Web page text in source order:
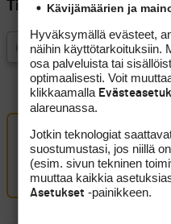
Tilaa Golfpisteen
Oma kommentti
Kirjaudu sisään
Kävijämäärien ja
Hyväksymällä evästeet,
näihin käyttötarkoituksiin.
osa palveluista tai
optimaalisesti. Voit
klikkaamalla
alareunassa.
Jotkin teknologiat
suostumustasi, jos niillä
(esim. sivun tekninen
muuttaa kaikkia
Asetukset -painikkeen.